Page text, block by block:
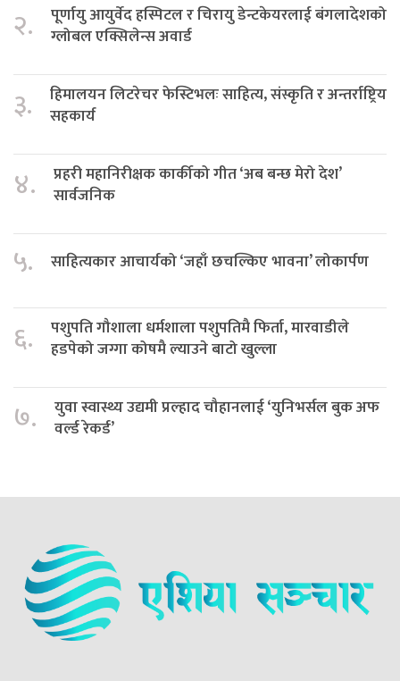
२.
पूर्णायु आयुर्वेद हस्पिटल र चिरायु डेन्टकेयरलाई बंगलादेशको
ग्लोबल एक्सिलेन्स अवार्ड
३.
हिमालयन लिटरेचर फेस्टिभलः साहित्य, संस्कृति र अन्तर्राष्ट्रिय
सहकार्य
४.
प्रहरी महानिरीक्षक कार्कीको गीत ‘अब बन्छ मेरो देश’
सार्वजनिक
५. साहित्यकार आचार्यको ‘जहाँ छचल्किए भावना’ लोकार्पण
६.
पशुपति गौशाला धर्मशाला पशुपतिमै फिर्ता, मारवाडीले
हडपेको जग्गा कोषमै ल्याउने बाटो खुल्ला
७.
युवा स्वास्थ्य उद्यमी प्रल्हाद चौहानलाई ‘युनिभर्सल बुक अफ
वर्ल्ड रेकर्ड’